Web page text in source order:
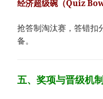
经济超级碗（Quiz
抢答制淘汰赛，答错扣
备。
五、​​奖项与晋级机